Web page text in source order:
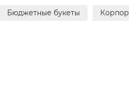
Бюджетные букеты